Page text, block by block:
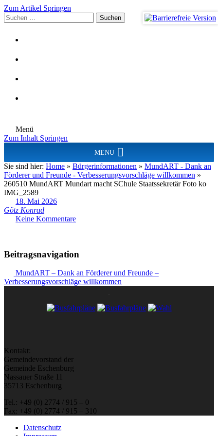
Zum Artikel Springen
Suchen
nach:
Menü
Zum Inhalt Springen
MENU
Sie sind hier: Home » Bürgerinformationen » MundART - Dank an
Förderer und Freunde - Verbesserungsvorschläge willkommen »
260510 MundART Mundart macht SChule Staatssekretär Foto ko
IMG_2589
18. Mai 2026
Götz Konrad
Keine Kommentare
Beitragsnavigation
MundART – Dank an Förderer und Freunde –
Verbesserungsvorschläge willkommen
Kontakt:
Gemeindevorstand der
Gemeinde Eschenburg
Nassauer Straße 11
35713 Eschenburg
Tel.: +49 (0) 2774 / 915 – 0
Fax: +49 (0) 2774 / 915 – 310
Datenschutz